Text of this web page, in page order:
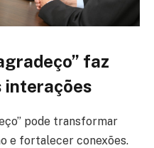
faz
interações
pode transformar
e fortalecer conexões.